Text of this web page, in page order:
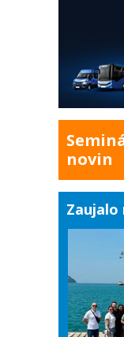
novin
Zaujalo